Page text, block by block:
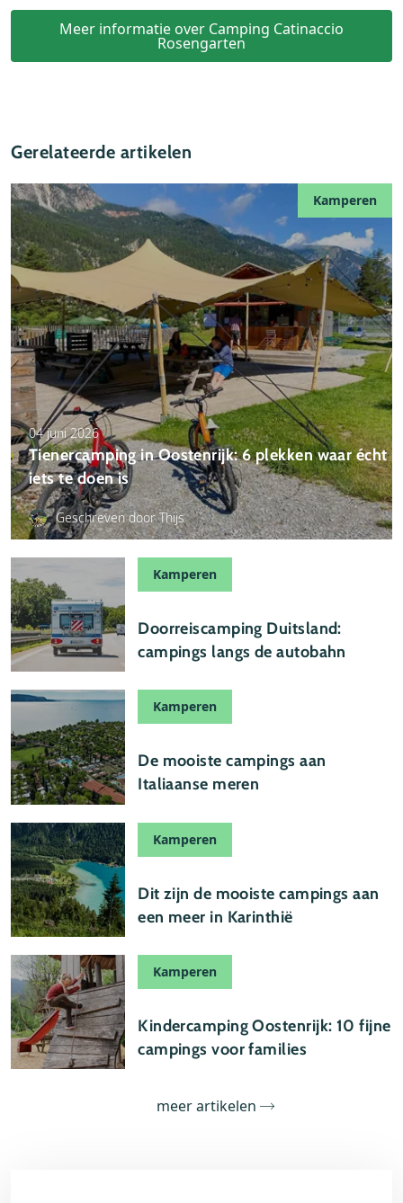
Meer informatie over Camping Catinaccio
Rosengarten
Gerelateerde artikelen
Kamperen
04 juni 2026
Tienercamping in Oostenrijk: 6 plekken waar écht
iets te doen is
Geschreven door Thijs
Kamperen
Doorreiscamping Duitsland:
campings langs de autobahn
Kamperen
De mooiste campings aan
Italiaanse meren
Kamperen
Dit zijn de mooiste campings aan
een meer in Karinthië
Kamperen
Kindercamping Oostenrijk: 10 fijne
campings voor families
meer artikelen